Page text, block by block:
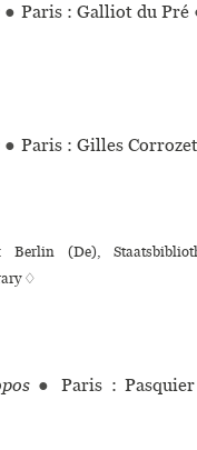
● Paris : Galliot du Pré
● Paris : Gilles Corrozet
(De),
♢
● Paris :